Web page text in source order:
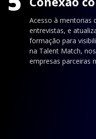
Acesso à mentorias
entrevistas, e
formação para
na Talent Match,
empresas parceiras